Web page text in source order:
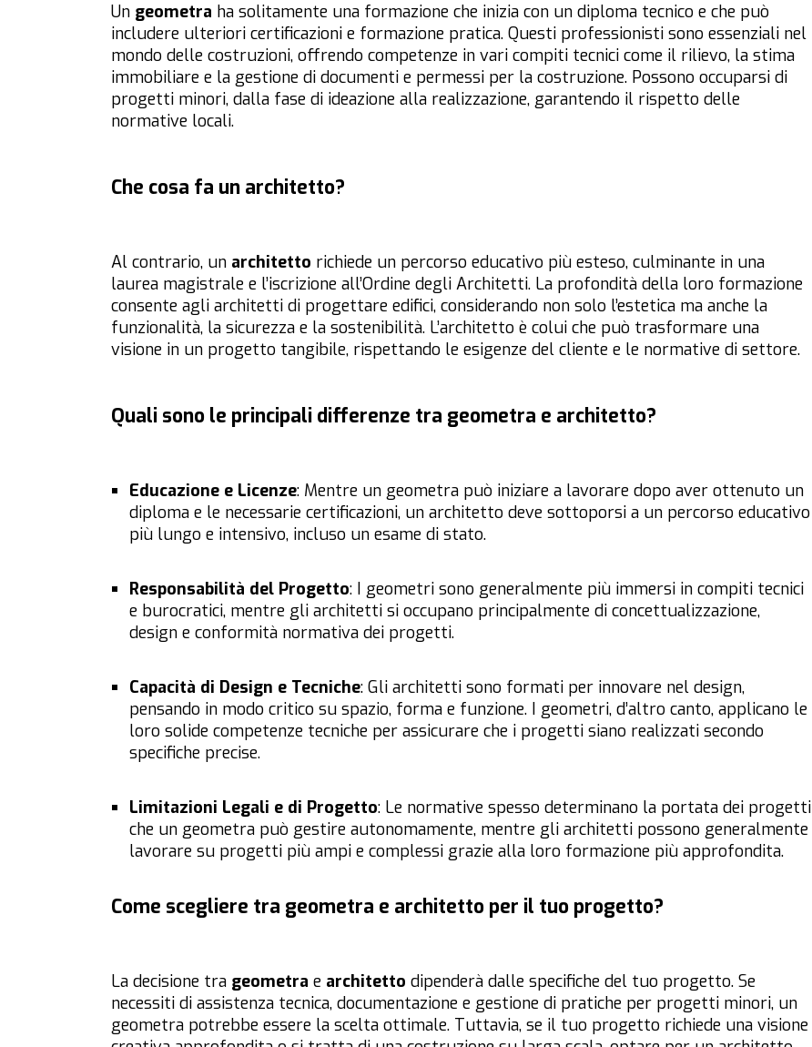
Un geometra ha solitamente una formazione che inizia con un diploma tecnico e che può
includere ulteriori certificazioni e formazione pratica. Questi professionisti sono essenziali nel
mondo delle costruzioni, offrendo competenze in vari compiti tecnici come il rilievo, la stima
immobiliare e la gestione di documenti e permessi per la costruzione. Possono occuparsi di
progetti minori, dalla fase di ideazione alla realizzazione, garantendo il rispetto delle
normative locali.
Che cosa fa un architetto?
Al contrario, un architetto richiede un percorso educativo più esteso, culminante in una
laurea magistrale e l’iscrizione all’Ordine degli Architetti. La profondità della loro formazione
consente agli architetti di progettare edifici, considerando non solo l’estetica ma anche la
funzionalità, la sicurezza e la sostenibilità. L’architetto è colui che può trasformare una
visione in un progetto tangibile, rispettando le esigenze del cliente e le normative di settore.
Quali sono le principali differenze tra geometra e architetto?
Educazione e Licenze: Mentre un geometra può iniziare a lavorare dopo aver ottenuto un
diploma e le necessarie certificazioni, un architetto deve sottoporsi a un percorso educativo
più lungo e intensivo, incluso un esame di stato.
Responsabilità del Progetto: I geometri sono generalmente più immersi in compiti tecnici
e burocratici, mentre gli architetti si occupano principalmente di concettualizzazione,
design e conformità normativa dei progetti.
Capacità di Design e Tecniche: Gli architetti sono formati per innovare nel design,
pensando in modo critico su spazio, forma e funzione. I geometri, d’altro canto, applicano le
loro solide competenze tecniche per assicurare che i progetti siano realizzati secondo
specifiche precise.
Limitazioni Legali e di Progetto: Le normative spesso determinano la portata dei progetti
che un geometra può gestire autonomamente, mentre gli architetti possono generalmente
lavorare su progetti più ampi e complessi grazie alla loro formazione più approfondita.
Come scegliere tra geometra e architetto per il tuo progetto?
La decisione tra geometra e architetto dipenderà dalle specifiche del tuo progetto. Se
necessiti di assistenza tecnica, documentazione e gestione di pratiche per progetti minori, un
geometra potrebbe essere la scelta ottimale. Tuttavia, se il tuo progetto richiede una visione